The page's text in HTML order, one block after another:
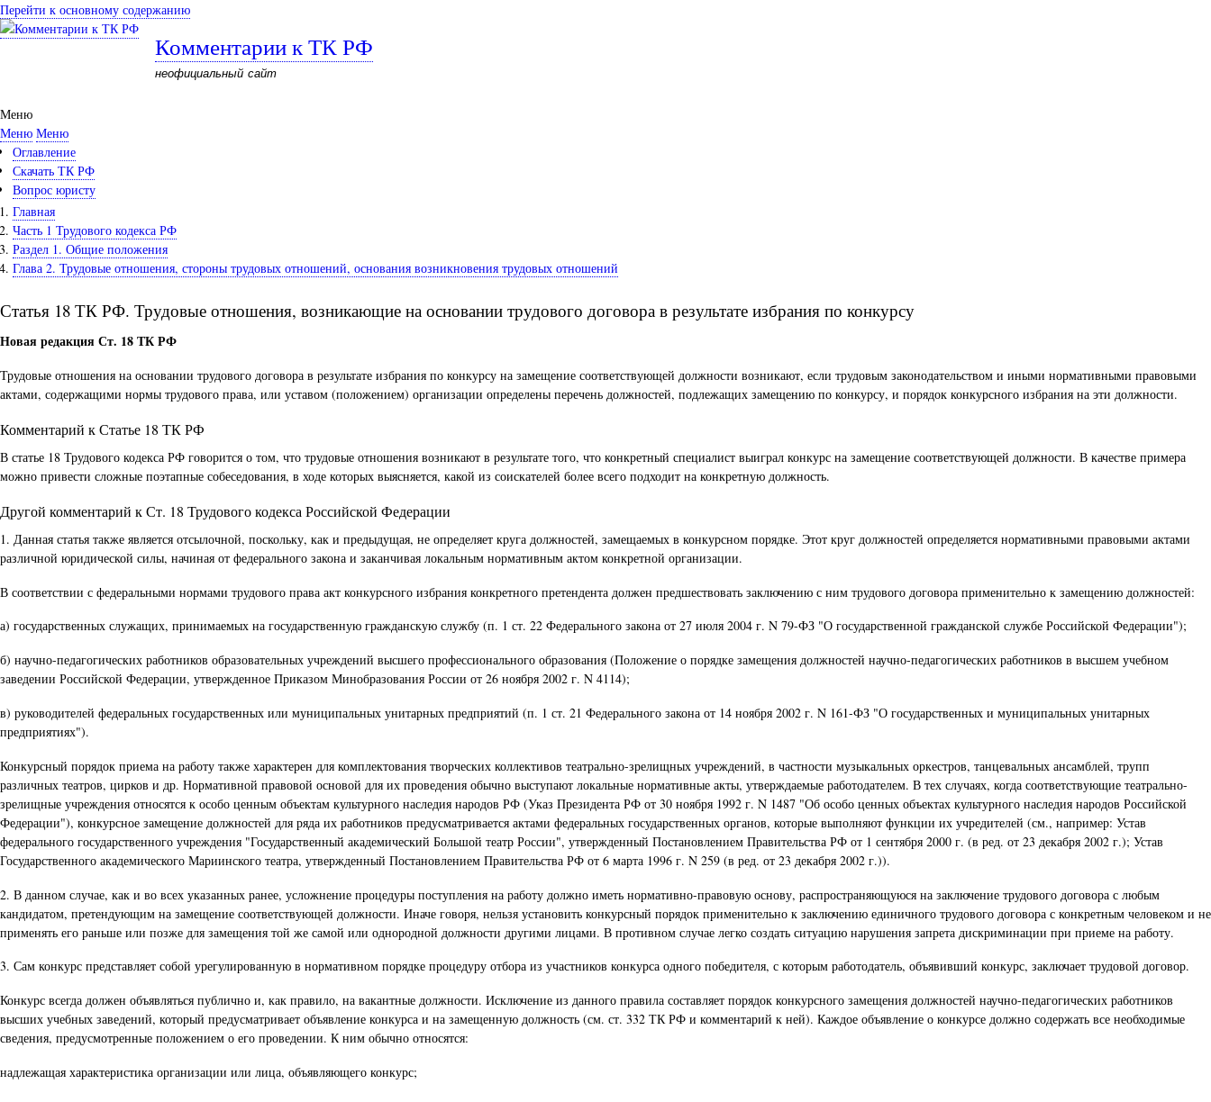
Перейти к основному содержанию
Комментарии к ТК РФ
неофициальный сайт
Меню
Меню Меню
Оглавление
Скачать ТК РФ
Вопрос юристу
Главная
Часть 1 Трудового кодекса РФ
Раздел 1. Общие положения
Глава 2. Трудовые отношения, стороны трудовых отношений, основания возникновения трудовых отношений
Статья 18 ТК РФ. Трудовые отношения, возникающие на основании трудового договора в результате избрания по конкурсу
Новая редакция Ст. 18 ТК РФ
Трудовые отношения на основании трудового договора в результате избрания по конкурсу на замещение соответствующей должности возникают, если трудовым законодательством и иными нормативными правовыми
актами, содержащими нормы трудового права, или уставом (положением) организации определены перечень должностей, подлежащих замещению по конкурсу, и порядок конкурсного избрания на эти должности.
Комментарий к Статье 18 ТК РФ
В статье 18 Трудового кодекса РФ говорится о том, что трудовые отношения возникают в результате того, что конкретный специалист выиграл конкурс на замещение соответствующей должности. В качестве примера
можно привести сложные поэтапные собеседования, в ходе которых выясняется, какой из соискателей более всего подходит на конкретную должность.
Другой комментарий к Ст. 18 Трудового кодекса Российской Федерации
1. Данная статья также является отсылочной, поскольку, как и предыдущая, не определяет круга должностей, замещаемых в конкурсном порядке. Этот круг должностей определяется нормативными правовыми актами
различной юридической силы, начиная от федерального закона и заканчивая локальным нормативным актом конкретной организации.
В соответствии с федеральными нормами трудового права акт конкурсного избрания конкретного претендента должен предшествовать заключению с ним трудового договора применительно к замещению должностей:
а) государственных служащих, принимаемых на государственную гражданскую службу (п. 1 ст. 22 Федерального закона от 27 июля 2004 г. N 79-ФЗ "О государственной гражданской службе Российской Федерации");
б) научно-педагогических работников образовательных учреждений высшего профессионального образования (Положение о порядке замещения должностей научно-педагогических работников в высшем учебном
заведении Российской Федерации, утвержденное Приказом Минобразования России от 26 ноября 2002 г. N 4114);
в) руководителей федеральных государственных или муниципальных унитарных предприятий (п. 1 ст. 21 Федерального закона от 14 ноября 2002 г. N 161-ФЗ "О государственных и муниципальных унитарных
предприятиях").
Конкурсный порядок приема на работу также характерен для комплектования творческих коллективов театрально-зрелищных учреждений, в частности музыкальных оркестров, танцевальных ансамблей, трупп
различных театров, цирков и др. Нормативной правовой основой для их проведения обычно выступают локальные нормативные акты, утверждаемые работодателем. В тех случаях, когда соответствующие театрально-
зрелищные учреждения относятся к особо ценным объектам культурного наследия народов РФ (Указ Президента РФ от 30 ноября 1992 г. N 1487 "Об особо ценных объектах культурного наследия народов Российской
Федерации"), конкурсное замещение должностей для ряда их работников предусматривается актами федеральных государственных органов, которые выполняют функции их учредителей (см., например: Устав
федерального государственного учреждения "Государственный академический Большой театр России", утвержденный Постановлением Правительства РФ от 1 сентября 2000 г. (в ред. от 23 декабря 2002 г.); Устав
Государственного академического Мариинского театра, утвержденный Постановлением Правительства РФ от 6 марта 1996 г. N 259 (в ред. от 23 декабря 2002 г.)).
2. В данном случае, как и во всех указанных ранее, усложнение процедуры поступления на работу должно иметь нормативно-правовую основу, распространяющуюся на заключение трудового договора с любым
кандидатом, претендующим на замещение соответствующей должности. Иначе говоря, нельзя установить конкурсный порядок применительно к заключению единичного трудового договора с конкретным человеком и не
применять его раньше или позже для замещения той же самой или однородной должности другими лицами. В противном случае легко создать ситуацию нарушения запрета дискриминации при приеме на работу.
3. Сам конкурс представляет собой урегулированную в нормативном порядке процедуру отбора из участников конкурса одного победителя, с которым работодатель, объявивший конкурс, заключает трудовой договор.
Конкурс всегда должен объявляться публично и, как правило, на вакантные должности. Исключение из данного правила составляет порядок конкурсного замещения должностей научно-педагогических работников
высших учебных заведений, который предусматривает объявление конкурса и на замещенную должность (см. ст. 332 ТК РФ и комментарий к ней). Каждое объявление о конкурсе должно содержать все необходимые
сведения, предусмотренные положением о его проведении. К ним обычно относятся:
надлежащая характеристика организации или лица, объявляющего конкурс;